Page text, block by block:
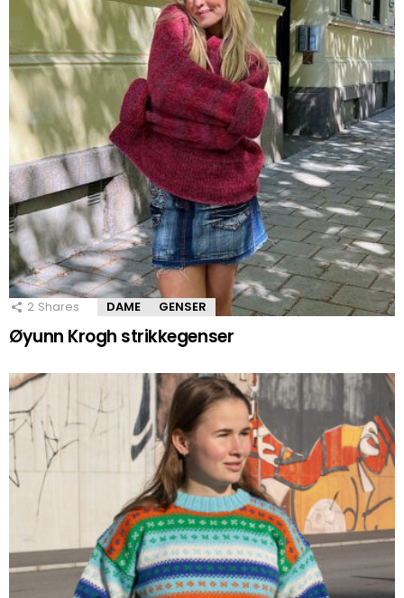
2 Shares DAME GENSER
Øyunn Krogh strikkegenser